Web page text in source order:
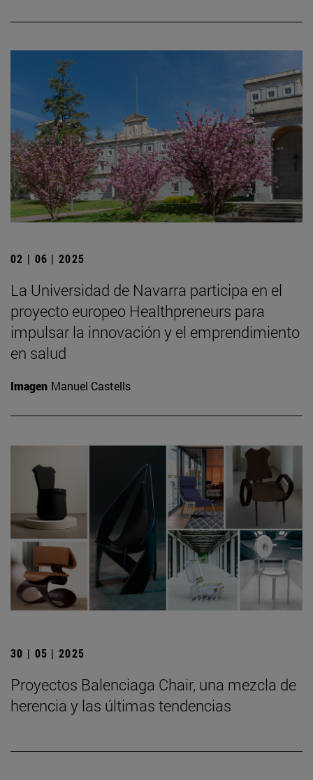
02 | 06 | 2025
La Universidad de Navarra participa en el
proyecto europeo Healthpreneurs para
impulsar la innovación y el emprendimiento
en salud
Imagen Manuel Castells
30 | 05 | 2025
Proyectos Balenciaga Chair, una mezcla de
herencia y las últimas tendencias